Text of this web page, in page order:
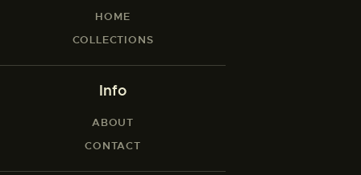
HOME
COLLECTIONS
Info
ABOUT
CONTACT